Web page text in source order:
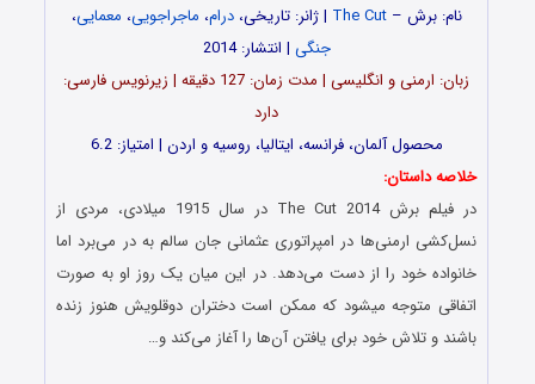
نام: برش –The Cut | ژانر: تاریخی،درام، ماجراجویی، معمایی،
جنگی | انتشار: 2014
زبان: ارمنی و انگلیسی | مدت‌ زمان: 127 دقیقه | زیرنویس فارسی:
دارد
محصول آلمان، فرانسه، ایتالیا، روسیه و اردن | امتیاز: 6.2
خلاصه داستان:
در فیلم برش The Cut 2014 در سال 1915 میلادی، مردی از
نسل‌کشی ارمنی‌ها در امپراتوری عثمانی جان سالم به در می‌برد اما
خانواده خود را از دست می‌دهد. در این میان یک روز او به صورت
اتفاقی متوجه می‎شود که ممکن است دختران دوقلویش هنوز زنده
باشند و تلاش خود برای یافتن آن‌ها را آغاز می‌کند و…